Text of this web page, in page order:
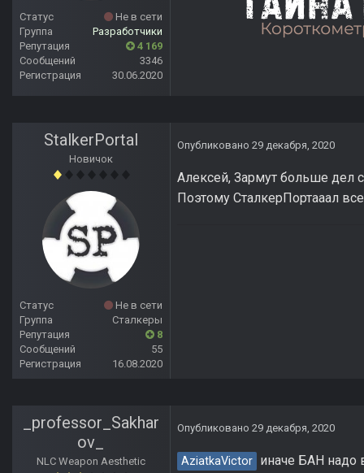
Статус
Не в сети
Группа
Разработчики
Репутация
4 169
Сообщений
3346
Регистрация
30.06.2020
StalkerPortal
Новичок
Статус
Не в сети
Группа
Сталкеры
Репутация
8
Сообщений
55
Регистрация
16.08.2020
Опубликовано 29 декабря, 2020
Алексей, Зармут больше дел
Поэтому СталкерПортааал
_professor_Sakhar
ov_
NLC Weapon Aesthetic
Опубликовано 29 декабря, 2020
AziatkaVictor иначе БАН надо